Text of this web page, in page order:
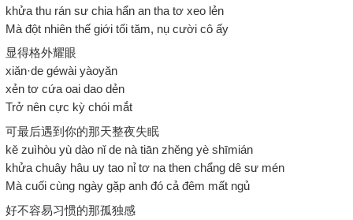
khửa thu rán sư chia hẩn an tha tơ xeo lẻn
Mà đột nhiên thế giới tối tăm, nụ cười cô ấy
显得格外耀眼
xiǎn·de géwài yàoyǎn
xẻn tơ cứa oai dao dẻn
Trở nên cực kỳ chói mắt
可最后遇到你的那天整夜失眠
kě zuìhòu yù dào nǐ de nà tiān zhěng yè shīmián
khửa chuây hâu uy tao nỉ tơ na then chẩng dê sư mén
Mà cuối cùng ngày gặp anh đó cả đêm mất ngủ
好不容易习惯的那孤独感